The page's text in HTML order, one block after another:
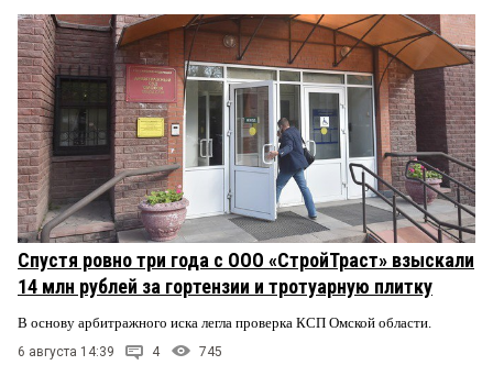
Спустя ровно три года с ООО «СтройТраст» взыскали
14 млн рублей за гортензии и тротуарную плитку
В основу арбитражного иска легла проверка КСП Омской области.
6 августа 14:39 4 745